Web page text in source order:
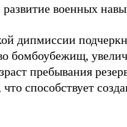
военных
дипмиссии
бомбоубежищ,
пребывания
способствует